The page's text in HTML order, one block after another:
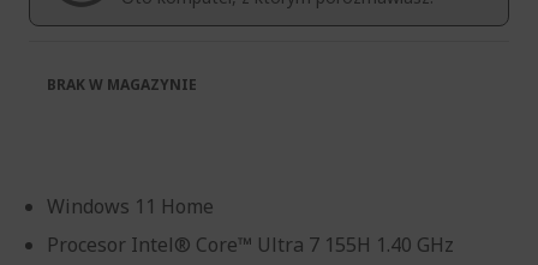
Windows 11 Home
Procesor Intel® Core™ Ultra 7 155H 1.40 GHz
BRAK W MAGAZYNIE